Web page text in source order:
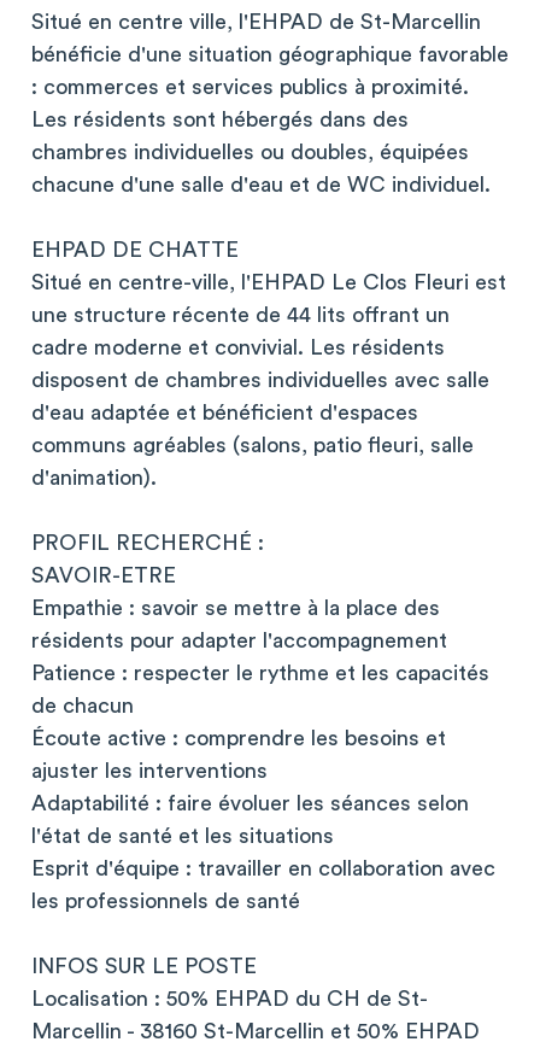
Situé en centre ville, l'EHPAD de St-Marcellin
bénéficie d'une situation géographique favorable
: commerces et services publics à proximité.
Les résidents sont hébergés dans des
chambres individuelles ou doubles, équipées
chacune d'une salle d'eau et de WC individuel.
EHPAD DE CHATTE
Situé en centre-ville, l'EHPAD Le Clos Fleuri est
une structure récente de 44 lits offrant un
cadre moderne et convivial. Les résidents
disposent de chambres individuelles avec salle
d'eau adaptée et bénéficient d'espaces
communs agréables (salons, patio fleuri, salle
d'animation).
PROFIL RECHERCHÉ :
SAVOIR-ETRE
Empathie : savoir se mettre à la place des
résidents pour adapter l'accompagnement
Patience : respecter le rythme et les capacités
de chacun
Écoute active : comprendre les besoins et
ajuster les interventions
Adaptabilité : faire évoluer les séances selon
l'état de santé et les situations
Esprit d'équipe : travailler en collaboration avec
les professionnels de santé
INFOS SUR LE POSTE
Localisation : 50% EHPAD du CH de St-
Marcellin - 38160 St-Marcellin et 50% EHPAD